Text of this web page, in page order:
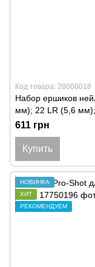
Код товара: 28000018
Набор ершиков
мм); 22 LR (5,6
611 грн
Купить
НОВИНКА
ХИТ
РЕКОМЕНДУЕМ